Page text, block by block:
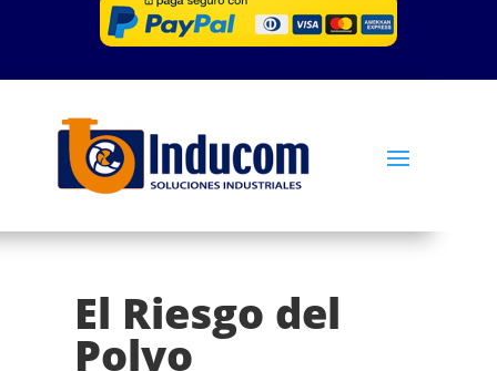
El Riesgo del
Polvo